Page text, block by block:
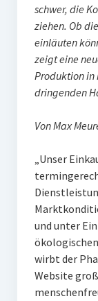
schwer, die
ziehen. Ob
einläuten
zeigt eine
Produktion in
dringenden
Von Max
„Unser
und unter
wirbt der
Website